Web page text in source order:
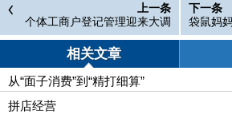
上一条
个体工商户登记管理迎来大调
整
下一条
袋鼠妈
护肤行
相关文章
从“面子消费”到“精打细算”
拼店经营